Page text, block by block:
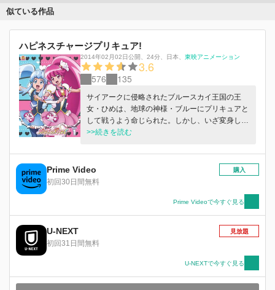
似ている作品
ハピネスチャージプリキュア!
2014年02月02日公開、 24分、 日本、 東映アニメーション
3.6
576 135
サイアークに侵略されたブルースカイ王国の王
女・ひめは、地球の神様・ブルーにプリキュアと
して戦うよう命じられた。しかし、いざ変身して
も逃げるばかり。ブルーから勧められプリキュア
みに当たってしまう！
>>続きを読む
Prime Video
初回30日間無料
購入
Prime Videoで今すぐ見る
U-NEXT
初回31日間無料
見放題
U-NEXTで今すぐ見る